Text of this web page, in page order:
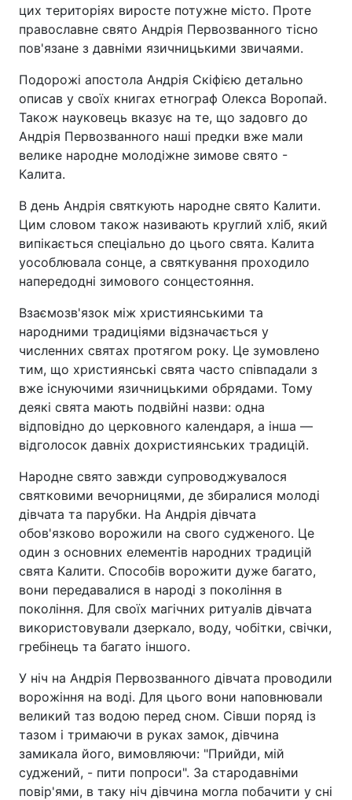
цих територіях виросте потужне місто. Проте
православне свято Андрія Первозванного тісно
пов'язане з давніми язичницькими звичаями.
Подорожі апостола Андрія Скіфією детально
описав у своїх книгах етнограф Олекса Воропай.
Також науковець вказує на те, що задовго до
Андрія Первозванного наші предки вже мали
велике народне молодіжне зимове свято -
Калита.
В день Андрія святкують народне свято Калити.
Цим словом також називають круглий хліб, який
випікається спеціально до цього свята. Калита
уособлювала сонце, а святкування проходило
напередодні зимового сонцестояння.
Взаємозв'язок між християнськими та
народними традиціями відзначається у
численних святах протягом року. Це зумовлено
тим, що християнські свята часто співпадали з
вже існуючими язичницькими обрядами. Тому
деякі свята мають подвійні назви: одна
відповідно до церковного календаря, а інша —
відголосок давніх дохристиянських традицій.
Народне свято завжди супроводжувалося
святковими вечорницями, де збиралися молоді
дівчата та парубки. На Андрія дівчата
обов'язково ворожили на свого судженого. Це
один з основних елементів народних традицій
свята Калити. Способів ворожити дуже багато,
вони передавалися в народі з покоління в
покоління. Для своїх магічних ритуалів дівчата
використовували дзеркало, воду, чобітки, свічки,
гребінець та багато іншого.
У ніч на Андрія Первозванного дівчата проводили
ворожіння на воді. Для цього вони наповнювали
великий таз водою перед сном. Сівши поряд із
тазом і тримаючи в руках замок, дівчина
замикала його, вимовляючи: "Прийди, мій
суджений, - пити попроси". За стародавніми
повір'ями, в таку ніч дівчина могла побачити у сні